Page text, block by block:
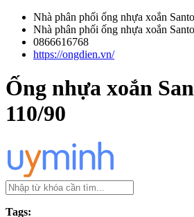
Nhà phân phối ống nhựa xoắn
Nhà phân phối ống nhựa xoắn
0866616768
https://ongdien.vn/
Ống nhựa xoắn
110/90
Tags: